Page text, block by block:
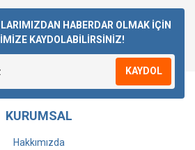
HABERDAR OLMAK İÇİN
KAYDOLABİLİRSİNİZ!
KAYDOL
KURUMSAL
Hakkımızda